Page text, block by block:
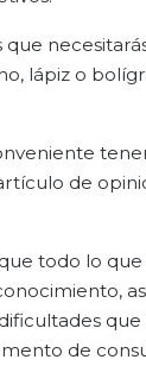
lápiz o
de
todo lo
que
de